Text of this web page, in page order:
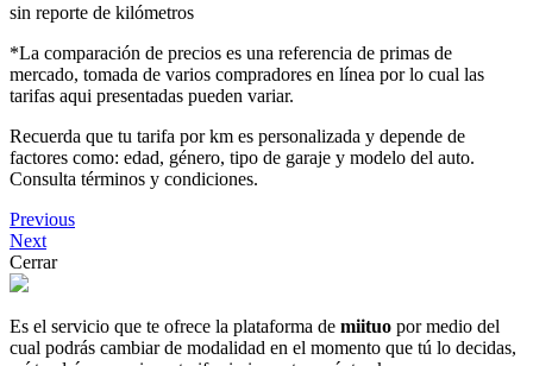
sin reporte de kilómetros
*La comparación de precios es una referencia de primas de
mercado, tomada de varios compradores en línea por lo cual las
tarifas aqui presentadas pueden variar.
Recuerda que tu tarifa por km es personalizada y depende de
factores como: edad, género, tipo de garaje y modelo del auto.
Consulta términos y condiciones.
Previous
Next
Cerrar
Es el servicio que te ofrece la plataforma de miituo por medio del
cual podrás cambiar de modalidad en el momento que tú lo decidas,